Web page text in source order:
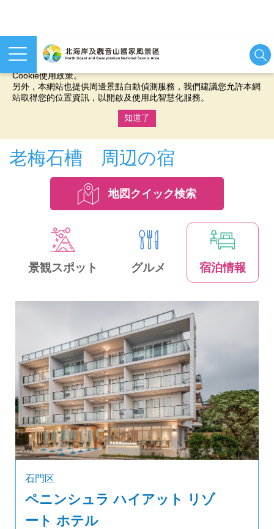
本網站使用cookies等相關技術以持續優化網站服務，並有助於為
您提供更佳的體驗，當您繼續使用本網站即表示您同意我們的
Cookie使用政策。
另外，本網站也提供周邊景點自動偵測服務，我們建議您允許本網
站取得您的位置資訊，以開啟及使用此智慧化服務。
知道了
老梅石槽 周辺の宿
地図クイック検索
景観スポット グルメ 宿泊情報
石門区
ペニンシュラ ハイアット リゾ
ート ホテル